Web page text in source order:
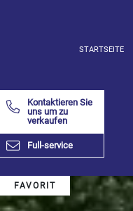
STARTSEITE
den
Immobilienstyp
hier:
Bestimmen
Wählen
alles
Kontaktieren Sie
uns um zu
verkaufen
Full-service
FAVORIT